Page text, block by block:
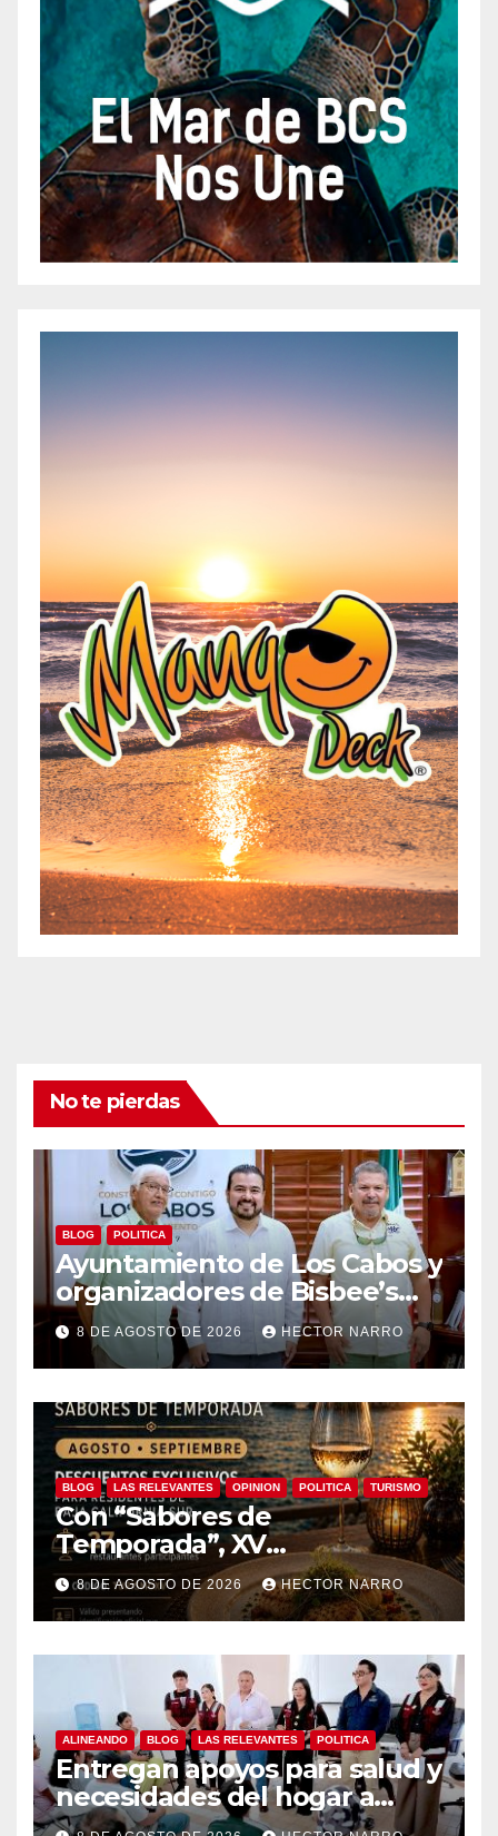
No te pierdas
BLOG POLITICA
Ayuntamiento de Los Cabos y
organizadores de Bisbee’s
coordinan acciones para
edición 2026
8 DE AGOSTO DE 2026 HECTOR NARRO
BLOG LAS RELEVANTES OPINION POLITICA TURISMO
Con “Sabores de
Temporada”, XV
Ayuntamiento de Los Cabos y
Canirac impulsan consumo
local con beneficios para
residentes de BCS
8 DE AGOSTO DE 2026 HECTOR NARRO
ALINEANDO BLOG LAS RELEVANTES POLITICA
Entregan apoyos para salud y
necesidades del hogar a
familias de Cabo San Lucas